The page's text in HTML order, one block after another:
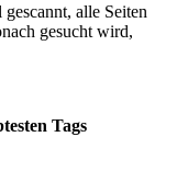
alle Seiten
gesucht wird,
Tags